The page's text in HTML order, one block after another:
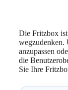
Die Fritzbox
wegzudenken.
anzupassen
die
Sie Ihre